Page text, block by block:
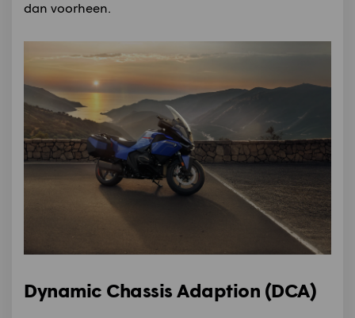
dan voorheen.
Dynamic Chassis Adaption (DCA)